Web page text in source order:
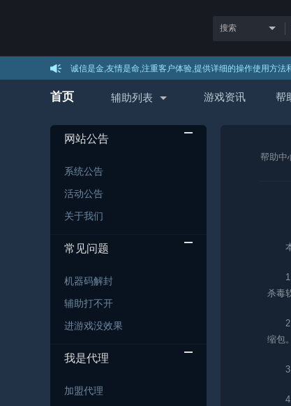
诚信是金,友情是命,注重客户体验,提供详细的操作使用方
首页 辅助列表 游戏资讯 帮
网站公告
系统公告
活动公告
关于我们
常见问题
机器码解封
辅助打不开
进游戏没效果
我是代理
加盟代理
帮助中
杀毒
缩包。